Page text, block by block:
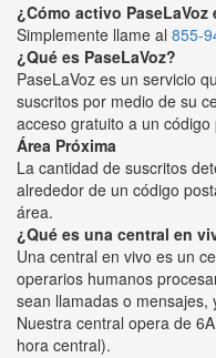
¿Cómo activo
Simplemente llame al 855-
¿Qué es PaseLaVoz?
PaseLaVoz es un servicio
suscritos por medio de su
acceso gratuito a un
Área Próxima
La cantidad de suscritos
alrededor de un código
área.
¿Qué es una central en
Una central en vivo es un
operarios humanos
sean llamadas o mensajes,
Nuestra central opera de
hora central).